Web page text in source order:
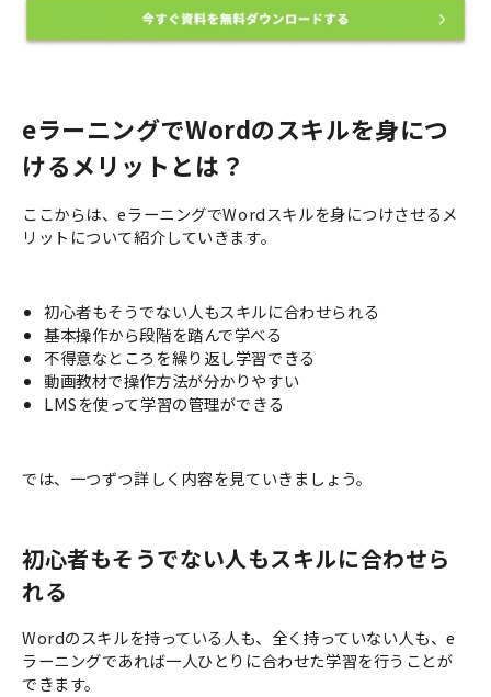
eラーニングでWordのスキルを身につ
けるメリットとは？
ここからは、eラーニングでWordスキルを身につけさせるメ
リットについて紹介していきます。
初心者もそうでない人もスキルに合わせられる
基本操作から段階を踏んで学べる
不得意なところを繰り返し学習できる
動画教材で操作方法が分かりやすい
LMSを使って学習の管理ができる
では、一つずつ詳しく内容を見ていきましょう。
初心者もそうでない人もスキルに合わせら
れる
Wordのスキルを持っている人も、全く持っていない人も、e
ラーニングであれば一人ひとりに合わせた学習を行うことが
できます。